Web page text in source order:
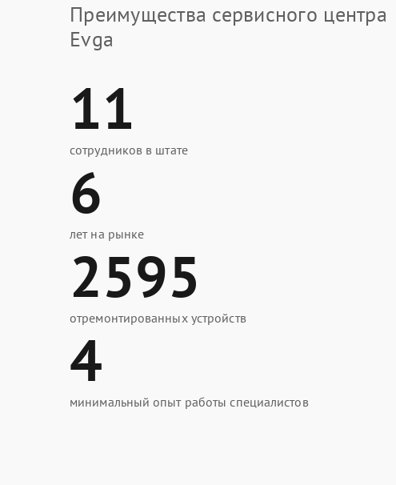
Преимущества сервисного центра
Evga
11
сотрудников в штате
6
лет на рынке
2595
отремонтированных устройств
4
минимальный опыт работы специалистов